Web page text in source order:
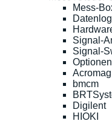
Mess-
Signal-
Signal-
Acromag
bmcm
Digilent
HIOKI